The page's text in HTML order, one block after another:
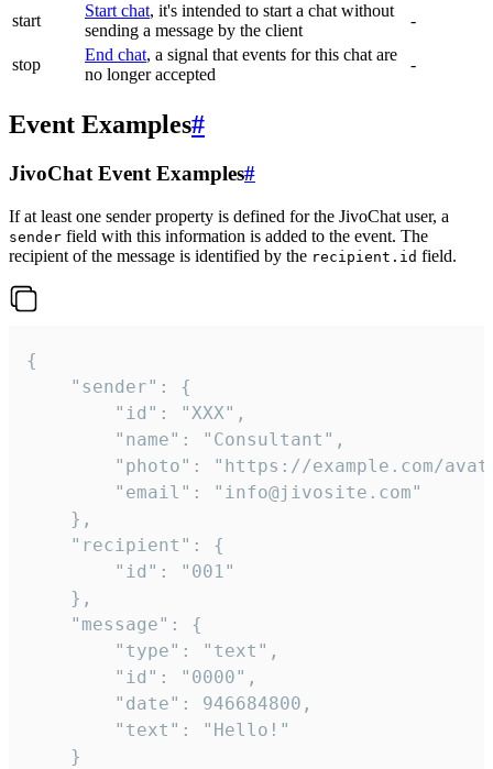
start
Start chat, it's intended to start a chat without
sending a message by the client
-
stop
End chat, a signal that events for this chat are
no longer accepted
-
Event Examples#
JivoChat Event Examples#
If at least one sender property is defined for the JivoChat user, a
sender field with this information is added to the event. The
recipient of the message is identified by the recipient.id field.
{